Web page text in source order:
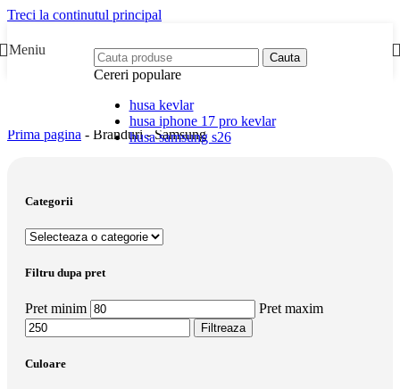
Treci la continutul principal
Meniu Cauta
Cereri populare
husa kevlar
husa iphone 17 pro kevlar
husa samsung s26
Prima pagina - Branduri-Samsung
Categorii
Filtru dupa pret
Pret minim Pret maxim
Filtreaza
Culoare